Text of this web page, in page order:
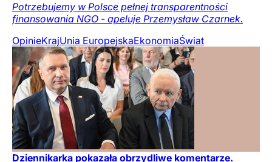
Potrzebujemy w Polsce pełnej transparentności
finansowania NGO - apeluje Przemysław Czarnek.
OpinieKrajUnia EuropejskaEkonomiaŚwiat
Dziennikarka pokazała obrzydliwe komentarze.